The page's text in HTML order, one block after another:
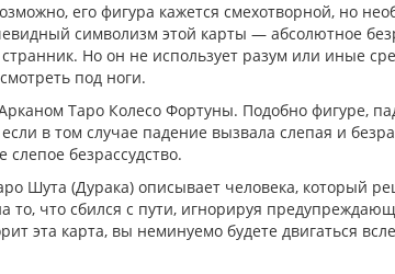
его фигура кажется смехотворной, но
символизм этой карты — абсолютное
Но он не использует разум или иные
под ноги.
Таро Колесо Фортуны. Подобно фигуре,
в том случае падение вызвала слепая и
безрассудство.
Шута (Дурака) описывает человека, который
то, что сбился с пути, игнорируя
эта карта, вы неминуемо будете двигаться